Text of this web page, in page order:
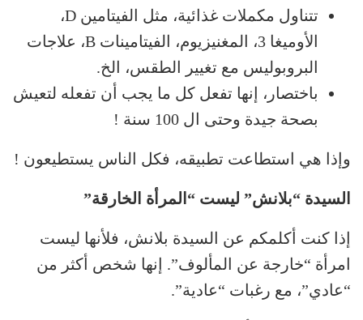
تتناول مكملات غذائية، مثل الفيتامين D،
الأوميغا 3، المغنيزيوم، الفيتامينات B، علاجات
البروبوليس مع تغيير الطقس، الخ.
باختصار، إنها تفعل كل ما يجب أن تفعله لتعيش
بصحة جيدة وحتى ال 100 سنة !
وإذا هي استطاعت تطبيقه، فكل الناس يستطيعون !
السيدة “بلانش” ليست “المرأة الخارقة”
إذا كنت أكلمكم عن السيدة بلانش، فلأنها ليست
امرأة “خارجة عن المألوف”. إنها شخص أكثر من
“عادي”، مع رغبات “عادية”.